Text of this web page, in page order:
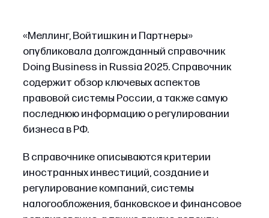
«Меллинг, Войтишкин и Партнеры»
опубликовала долгожданный справочник
Doing Business in Russia 2025. Справочник
содержит обзор ключевых аспектов
правовой системы России, а также самую
последнюю информацию о регулировании
бизнеса в РФ.
В справочнике описываются критерии
иностранных инвестиций, создание и
регулирование компаний, системы
налогообложения, банковское и финансовое